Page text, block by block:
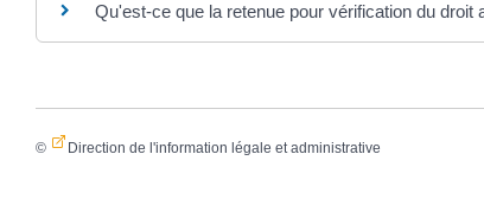
Qu'est-ce que la retenue pour vérification du droit
© Direction de l'information légale et administrative